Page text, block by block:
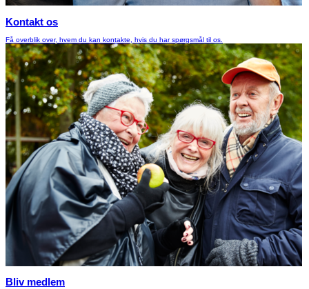
Kontakt os
Få overblik over, hvem du kan kontakte, hvis du har spørgsmål til os.
Bliv medlem